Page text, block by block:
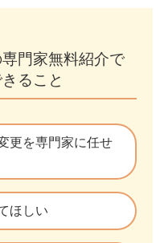
門家無料紹介で
ること
更を専門家に任せ
ほしい